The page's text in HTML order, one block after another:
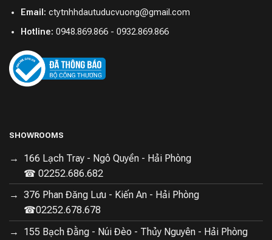
Khả năng tự làm sạch
chế độ tự làm sạch của
giản, thuận tiện và không cần dùng tay. Tính năng này giúp
bạn rút gọn quá trình vệ sinh thủ công rườm rà trước đây,
Email: ctytnhhdautuducvuong@gmail.com
Hotline: 0948.869.866 - 0932.869.866
SHOWROOMS
166 Lạch Tray - Ngô Quyền - Hải Phòng
☎ 02252.686.682
376 Phan Đăng Lưu - Kiến An - Hải Phòng
☎02252.678.678
155 Bạch Đằng - Núi Đèo - Thủy Nguyên - Hải Phòng